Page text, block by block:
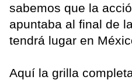
sabemos que la
apuntaba al final de
tendrá lugar en
Aquí la grilla